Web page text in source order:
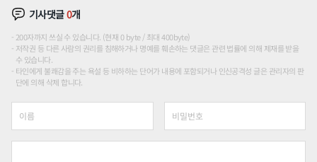
기사댓글0개
200자까지 쓰실 수 있습니다. (현재 0 byte / 최대 400byte)
저작권 등 다른 사람의 권리를 침해하거나 명예를 훼손하는 댓글은 관련 법률에 의해 제재를 받을
수 있습니다.
타인에게 불쾌감을 주는 욕설 등 비하하는 단어가 내용에 포함되거나 인신공격성 글은 관리자의 판
단에 의해 삭제 합니다.